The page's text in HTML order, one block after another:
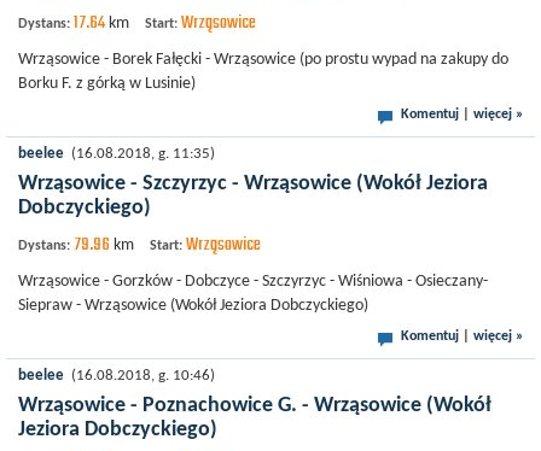
Dodaj
Dystans: 17.64 km Start: Wrząsowice
Wrząsowice - Borek Fałęcki - Wrząsowice (po prostu wypad na zakupy do
Borku F. z górką w Lusinie)
Komentuj więcej »
beelee (16.08.2018, g. 11:35)
Wrząsowice - Szczyrzyc - Wrząsowice (Wokół Jeziora
Dobczyckiego)
Dystans: 79.96 km Start: Wrząsowice
Wrząsowice - Gorzków - Dobczyce - Szczyrzyc - Wiśniowa - Osieczany-
Siepraw - Wrząsowice (Wokół Jeziora Dobczyckiego)
Komentuj więcej »
beelee (16.08.2018, g. 10:46)
Wrząsowice - Poznachowice G. - Wrząsowice (Wokół
Jeziora Dobczyckiego)